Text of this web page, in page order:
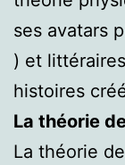
ses avatars
) et
histoires
La théorie
La théorie